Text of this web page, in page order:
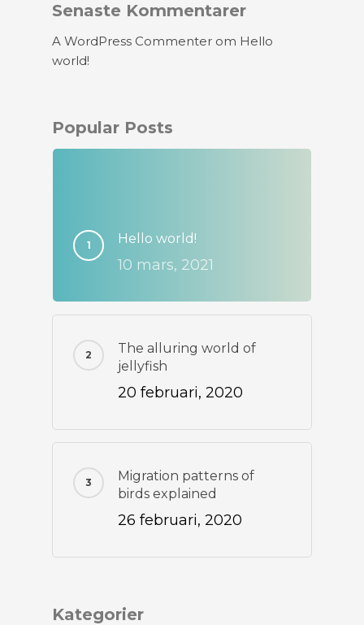
Senaste Kommentarer
A WordPress Commenter om Hello
world!
Popular Posts
Hello world!
10 mars, 2021
The alluring world of
jellyfish
20 februari, 2020
Migration patterns of
birds explained
26 februari, 2020
Kategorier